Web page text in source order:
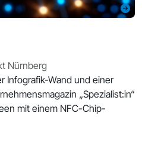
Nürnberg
Infografik-Wand und einer
„Spezialist:in“
mit einem NFC-Chip-